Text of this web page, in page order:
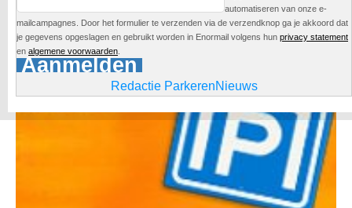
Garage Willemspoort
Redactie
automatiseren van onze e-
mailcampagnes. Door het formulier te verzenden via de verzendknop ga je akkoord dat
je gegevens opgeslagen en gebruikt worden in Enormail volgens hun privacy statement
en algemene voorwaarden
Aanmelden
Redactie ParkerenNieuws